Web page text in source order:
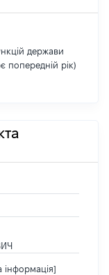
держави
попередній рік)
інформація]